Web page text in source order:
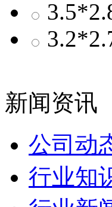
新闻资讯
公司动
行业知